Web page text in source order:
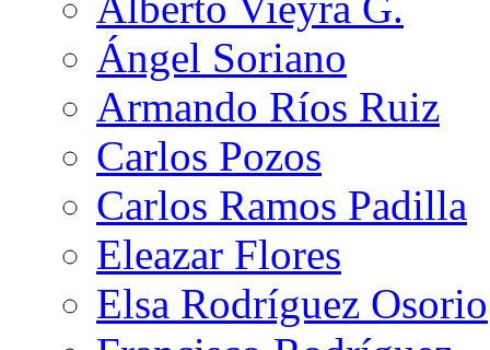
Ángel Soriano
Armando Ríos Ruiz
Carlos Pozos
Carlos Ramos Padilla
Eleazar Flores
Elsa Rodríguez Osorio